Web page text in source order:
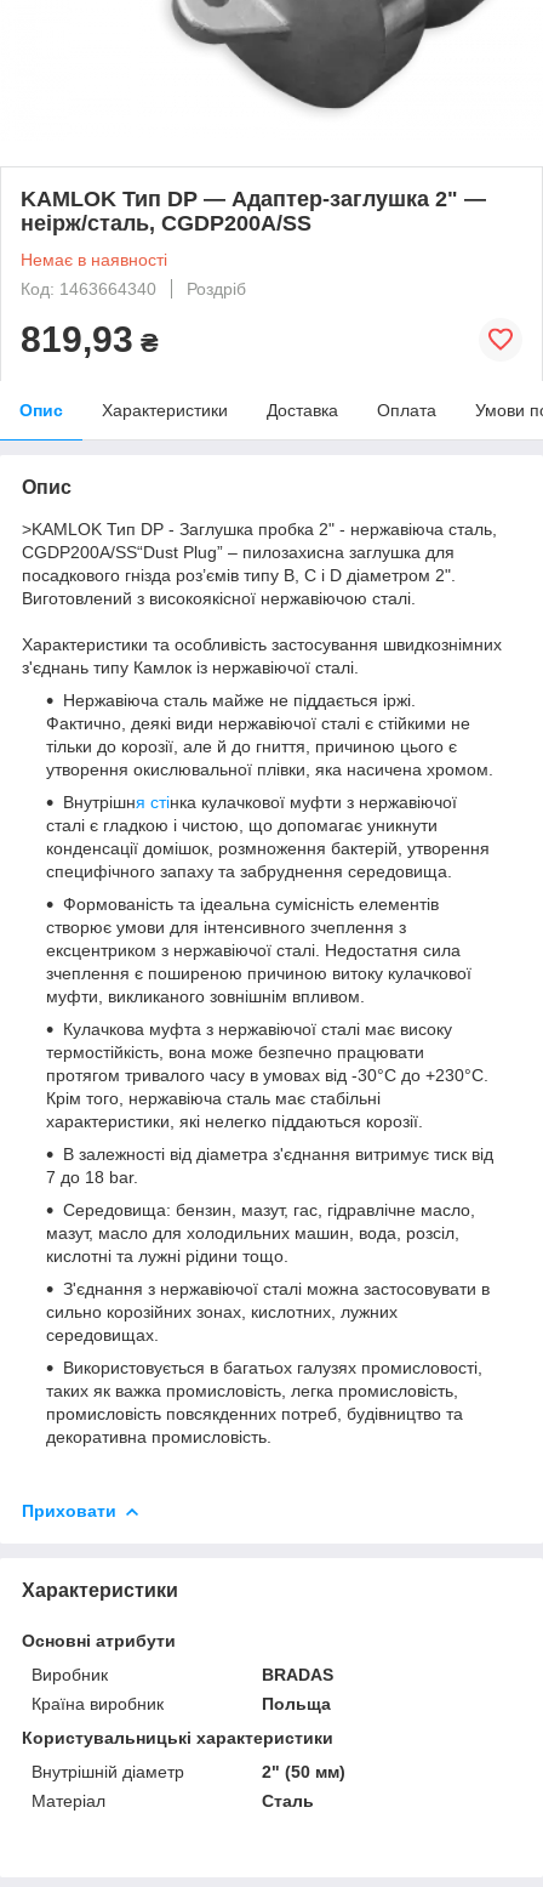
KAMLOK Тип DP — Адаптер-заглушка 2" —
неірж/сталь, CGDP200A/SS
Немає в наявності
Код: 1463664340
Роздріб
819,93 ₴
Опис Характеристики Доставка Оплата Умови
Опис
>KAMLOK Тип DP - Заглушка пробка 2" - нержавіюча сталь,
CGDP200A/SS“Dust Plug” – пилозахисна заглушка для
посадкового гнізда роз’ємів типу B, C і D діаметром 2".
Виготовлений з високоякісної нержавіючою сталі.
Характеристики та особливість застосування швидкознімних
з'єднань типу Камлок із нержавіючої сталі.
Нержавіюча сталь майже не піддається іржі.
Фактично, деякі види нержавіючої сталі є стійкими не
тільки до корозії, але й до гниття, причиною цього є
утворення окислювальної плівки, яка насичена хромом.
Внутрішня стінка кулачкової муфти з нержавіючої
сталі є гладкою і чистою, що допомагає уникнути
конденсації домішок, розмноження бактерій, утворення
специфічного запаху та забруднення середовища.
Формованість та ідеальна сумісність елементів
створює умови для інтенсивного зчеплення з
ексцентриком з нержавіючої сталі. Недостатня сила
зчеплення є поширеною причиною витоку кулачкової
муфти, викликаного зовнішнім впливом.
Кулачкова муфта з нержавіючої сталі має високу
термостійкість, вона може безпечно працювати
протягом тривалого часу в умовах від -30°C до +230°C.
Крім того, нержавіюча сталь має стабільні
характеристики, які нелегко піддаються корозії.
В залежності від діаметра з'єднання витримує тиск від
7 до 18 bar.
Середовища: бензин, мазут, гас, гідравлічне масло,
мазут, масло для холодильних машин, вода, розсіл,
кислотні та лужні рідини тощо.
З'єднання з нержавіючої сталі можна застосовувати в
сильно корозійних зонах, кислотних, лужних
середовищах.
Використовується в багатьох галузях промисловості,
таких як важка промисловість, легка промисловість,
промисловість повсякденних потреб, будівництво та
декоративна промисловість.
Приховати
Характеристики
Основні атрибути
Виробник
BRADAS
Країна виробник
Польща
Користувальницькі характеристики
Внутрішній діаметр
2" (50 мм)
Матеріал
Сталь